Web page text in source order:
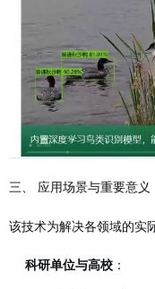
三、 应用场景与重要意义
该技术为解决各领域的实
科研单位与高校 ：